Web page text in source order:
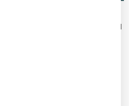
Fuhrpark ist heute weit mehr
Mit steigender Anzahl
und zunehmenden
einer klar strukturierten
Grundlage für